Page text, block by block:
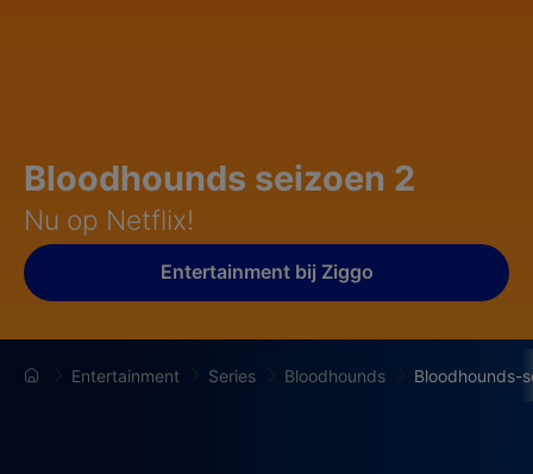
Bloodhounds seizoen 2
Nu op Netflix!
Entertainment bij Ziggo
Entertainment Series Bloodhounds Bloodhounds-